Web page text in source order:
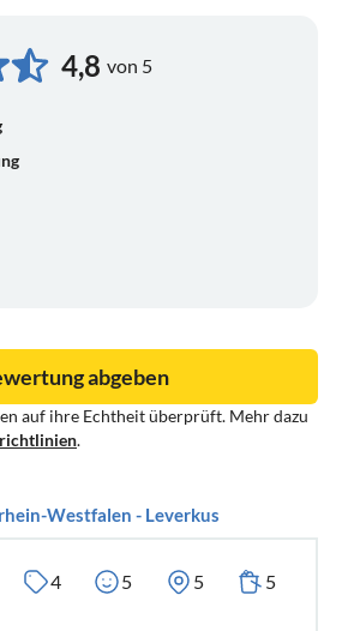
4,8 von 5
auf ihre Echtheit überprüft. Mehr dazu
.
abgeben
Westfalen - Leverkus
4 5 5 5